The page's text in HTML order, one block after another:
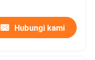
Hubungi kami